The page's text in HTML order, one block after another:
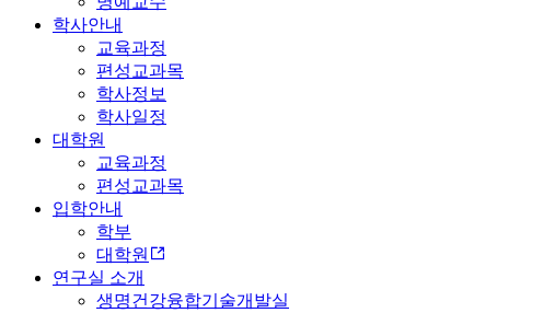
학사안내
교육과정
편성교과목
학사정보
학사일정
대학원
교육과정
편성교과목
입학안내
학부
대학원
연구실 소개
생명건강융합기술개발실